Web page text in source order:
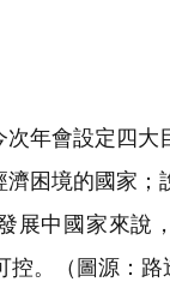
年會設定四大
困境的國家；
展中國家來說
控。（ 圖源：路